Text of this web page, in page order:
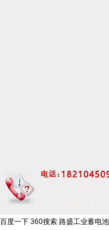
百度一下 360搜索 路盛工业蓄电池